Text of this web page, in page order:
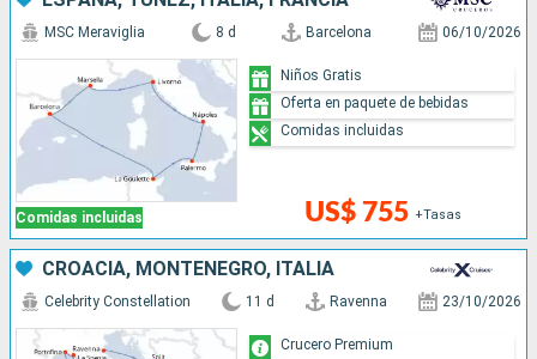
Comidas incluidas
MSC Meraviglia 8 d Barcelona 06/10/2026
US$ 755 +Tasas
Niños Gratis
Oferta en paquete de bebidas
Comidas incluidas
CROACIA, MONTENEGRO, ITALIA
Celebrity Constellation 11 d Ravenna 23/10/2026
Crucero Premium